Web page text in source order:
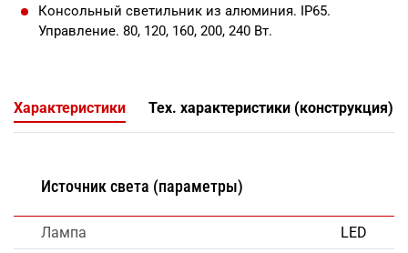
Консольный светильник из алюминия. IP65.
Управление. 80, 120, 160, 200, 240 Вт.
Характеристики Тех. характеристики (конструкция)
Источник света (параметры)
Лампа LED